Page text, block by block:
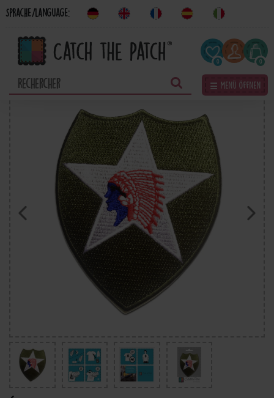
Sprache/Language:
0
☰ Menü öffnen